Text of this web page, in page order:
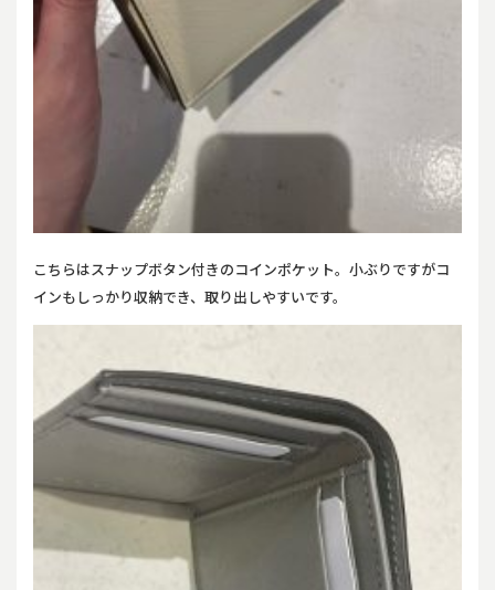
こちらはスナップボタン付きのコインポケット。小ぶりですがコ
インもしっかり収納でき、取り出しやすいです。